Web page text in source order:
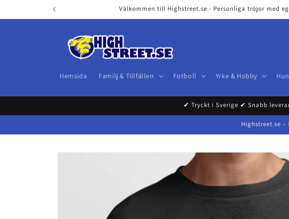
Välkommen till Highstreet.se - Personliga tröjor med
Hemsida Familj & Tillfällen Fotboll Yrke & Hobby
✔ Tryckt i Sverige ✔ Snabb
Highstreet.se
Skip to